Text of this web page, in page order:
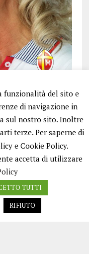
funzionalità del sito e
di navigazione in
sul nostro sito. Inoltre
terze. Per saperne di
e Cookie Policy.
accetta di utilizzare
TUTTI
RIFIUTO